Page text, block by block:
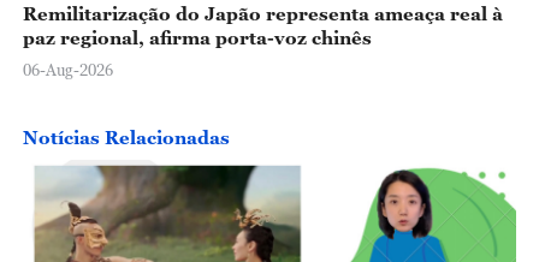
Remilitarização do Japão representa ameaça real à
paz regional, afirma porta-voz chinês
06-Aug-2026
Notícias Relacionadas